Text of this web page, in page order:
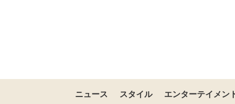
ニュース スタイル エンターテイメン